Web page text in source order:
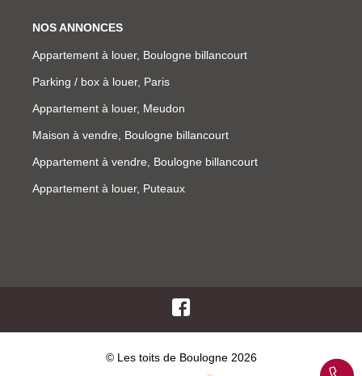
NOS ANNONCES
Appartement à louer, Boulogne billancourt
Parking / box à louer, Paris
Appartement à louer, Meudon
Maison à vendre, Boulogne billancourt
Appartement à vendre, Boulogne billancourt
Appartement à louer, Puteaux
© Les toits de Boulogne 2026